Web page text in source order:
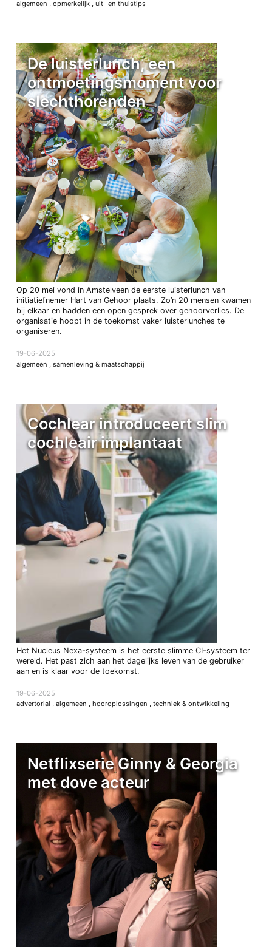
algemeen , opmerkelijk , uit- en thuistips
De luisterlunch, een
ontmoetingsmoment voor
slechthorenden
Op 20 mei vond in Amstelveen de eerste luisterlunch van
initiatiefnemer Hart van Gehoor plaats. Zo’n 20 mensen kwamen
bij elkaar en hadden een open gesprek over gehoorverlies. De
organisatie hoopt in de toekomst vaker luisterlunches te
organiseren.
19-06-2025
algemeen
samenleving & maatschappij
Cochlear introduceert slim
cochleair implantaat
Het Nucleus Nexa-systeem is het eerste slimme CI-systeem ter
wereld. Het past zich aan het dagelijks leven van de gebruiker
aan en is klaar voor de toekomst.
19-06-2025
advertorial , algemeen , hooroplossingen , techniek & ontwikkeling
Netflixserie Ginny & Georgia
met dove acteur